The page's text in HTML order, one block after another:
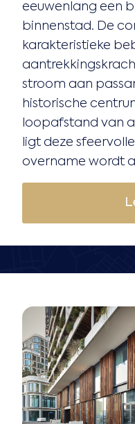
eeuwenlang een
binnenstad. De
karakteristieke
stroom aan
historische
loopafstand van
ligt deze
overname wordt